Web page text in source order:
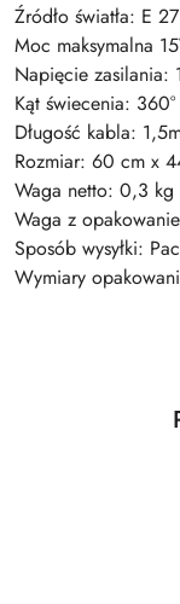
Źródło światła: E 27
Moc maksymalna
Napięcie zasilania:
Kąt świecenia: 360°
Długość kabla:
Rozmiar: 60 cm x
Waga netto: 0,3 kg
Waga z
Sposób wysyłki:
Wymiary
Pomiń